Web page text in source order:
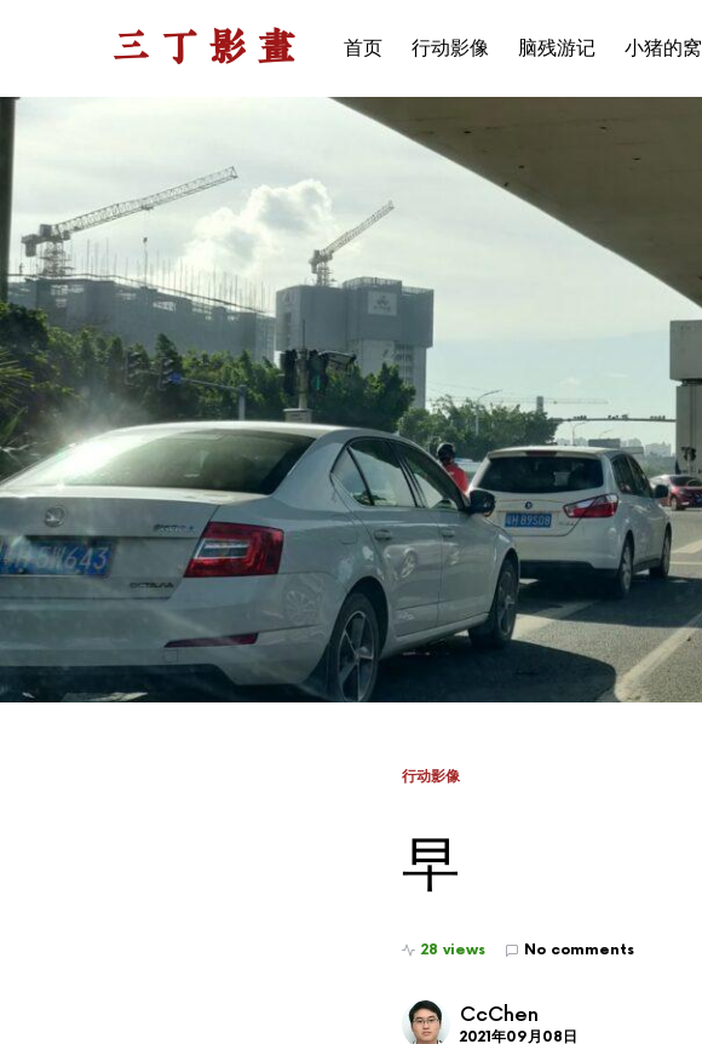
三丁影画 首页 行动影像 脑残游记 小猪的窝
行动影像
早
28 views No comments
CcChen
2021年09月08日